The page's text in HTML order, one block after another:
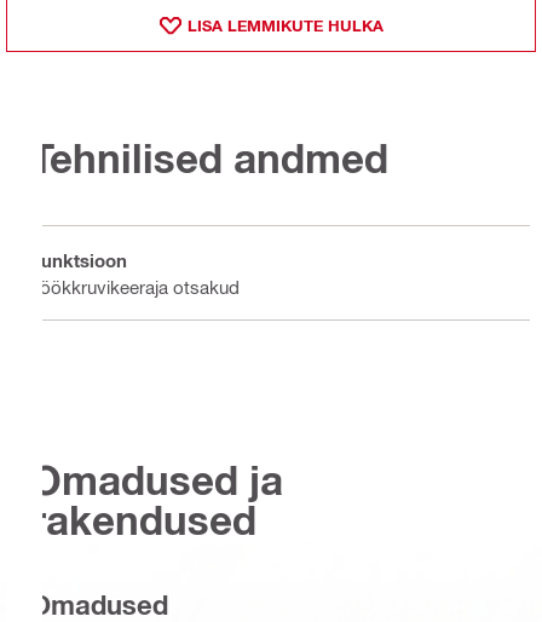
LISA LEMMIKUTE HULKA
Tehnilised andmed
Funktsioon
Löökkruvikeeraja otsakud
Omadused ja
rakendused
Omadused